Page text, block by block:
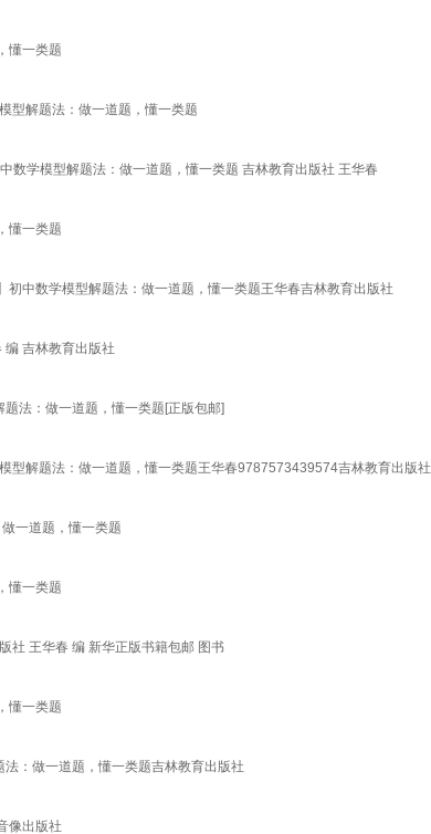
懂一类题
型解题法：做一道题，懂一类题
数学模型解题法：做一道题，懂一类题 吉林教育出版社 王华春
懂一类题
初中数学模型解题法：做一道题，懂一类题王华春吉林教育出版社
编 吉林教育出版社
法：做一道题，懂一类题[正版包邮]
型解题法：做一道题，懂一类题王华春9787573439574吉林教育出版社
一道题，懂一类题
懂一类题
社 王华春 编 新华正版书籍包邮 图书
懂一类题
：做一道题，懂一类题吉林教育出版社
像出版社